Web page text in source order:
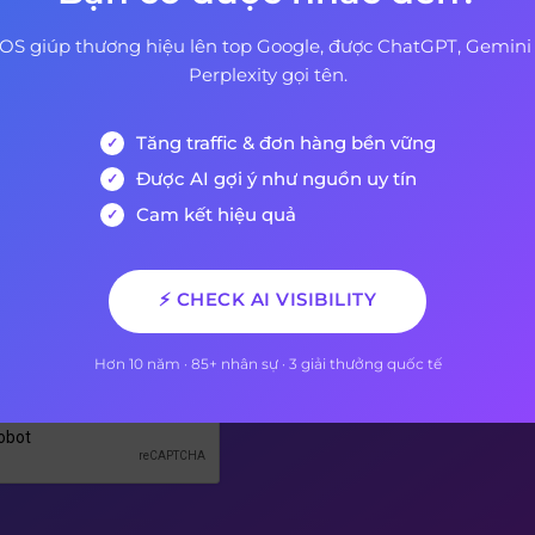
Nhận Bản Tin Của
sẽ là người đầu tiên biết khi có bài viết mới được xuất
giúp thương hiệu lên top Google, được ChatGPT, Gemini
Perplexity gọi tên.
Tăng traffic & đơn hàng bền vững
Được AI gợi ý như nguồn uy tín
Cam kết hiệu quả
⚡ CHECK AI VISIBILITY
Hơn 10 năm · 85+ nhân sự · 3 giải thưởng quốc tế